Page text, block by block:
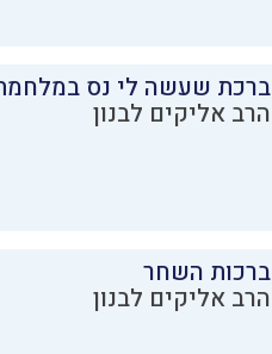
ברכת שעשה לי נס
הרב אליקים לבנון
ברכות השחר
הרב אליקים לבנון